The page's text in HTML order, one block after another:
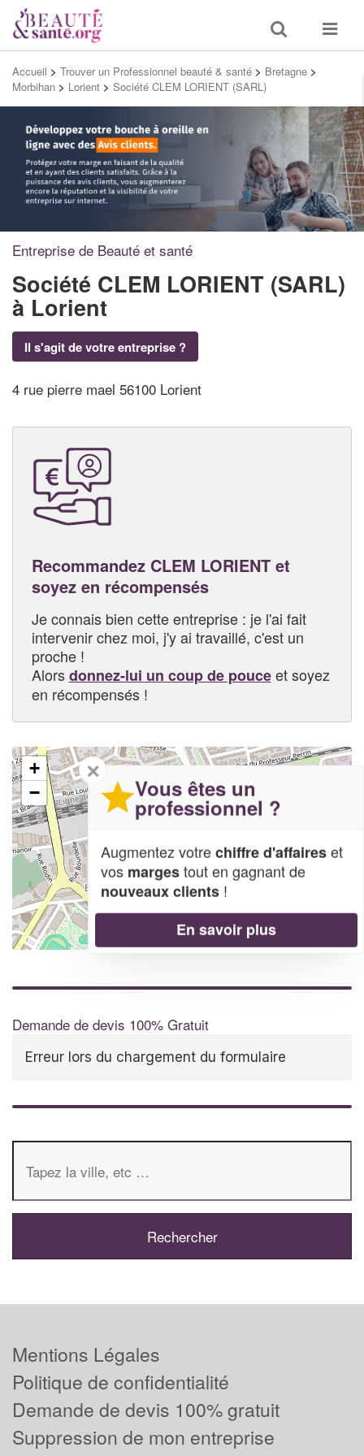
Toggle
search
Toggle
Accueil > Trouver un Professionnel beauté & santé > Bretagne >
Morbihan > Lorient > Société CLEM LORIENT (SARL)
Entreprise de Beauté et santé
Société CLEM LORIENT (SARL)
à Lorient
Il s'agit de votre entreprise ?
4 rue pierre mael 56100 Lorient
Recommandez CLEM LORIENT et
soyez en récompensés
Je connais bien cette entreprise : je l'ai fait
intervenir chez moi, j'y ai travaillé, c'est un
proche !
Alorsdonnez-lui un coup de pouceet soyez
en récompensés !
+
−
Demande de devis 100% Gratuit
Erreur lors du chargement du formulaire
✕
Vous êtes un
professionnel ?
Augmentez votrechiffre d'affaireset
vos margestout en gagnant de
nouveaux clients !
En savoir plus
Mentions Légales
Politique de confidentialité
Demande de devis 100% gratuit
Suppression de mon entreprise